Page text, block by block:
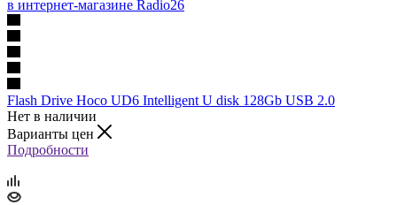
Flash Drive Hoco UD6 Intelligent U disk 128Gb USB 2.0
Нет в наличии
Варианты цен
Подробности